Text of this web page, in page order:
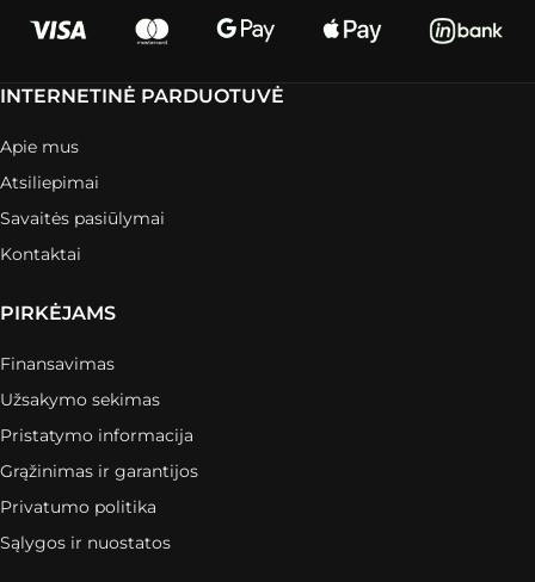
INTERNETINĖ PARDUOTUVĖ
Apie mus
Atsiliepimai
Savaitės pasiūlymai
Kontaktai
PIRKĖJAMS
Finansavimas
Užsakymo sekimas
Pristatymo informacija
Grąžinimas ir garantijos
Privatumo politika
Sąlygos ir nuostatos